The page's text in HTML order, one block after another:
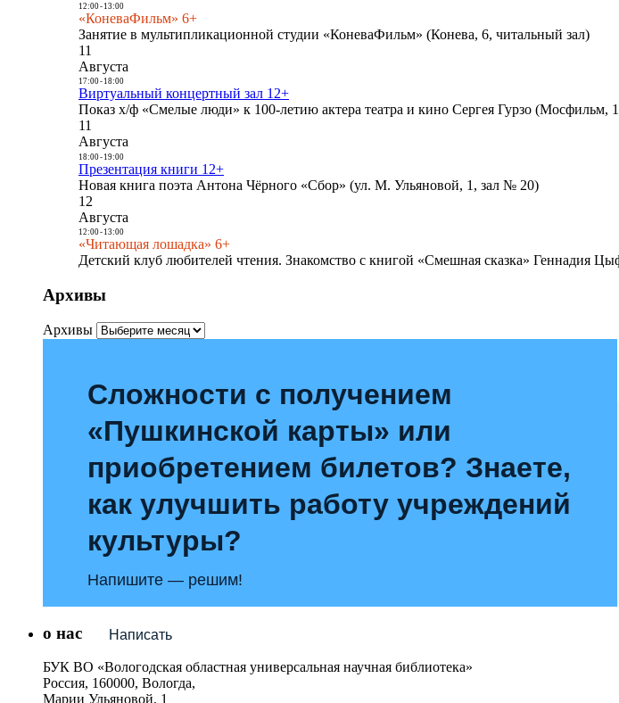
12:00- 13:00
«КоневаФильм» 6+
Занятие в мультипликационной студии «КоневаФильм» (Конева, 6, читальный зал)
11
Августа
17:00- 18:00
Виртуальный концертный зал 12+
Показ х/ф «Смелые люди» к 100-летию актера театра и кино Сергея Гурзо (Мосфильм,
11
Августа
18:00- 19:00
Презентация книги 12+
Новая книга поэта Антона Чёрного «Сбор» (ул. М. Ульяновой, 1, зал № 20)
12
Августа
12:00- 13:00
«Читающая лошадка» 6+
Детский клуб любителей чтения. Знакомство с книгой «Смешная сказка» Геннадия
Архивы
Архивы
Сложности с получением
«Пушкинской карты» или
приобретением билетов? Знаете,
как улучшить работу учреждений
культуры?
Напишите — решим!
Написать
о нас
БУК ВО «Вологодская областная универсальная научная библиотека»
Россия, 160000, Вологда,
Марии Ульяновой, 1